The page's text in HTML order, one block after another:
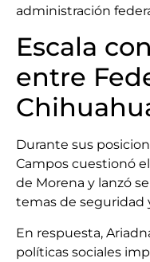
administración
Escala
entre
Durante sus
Campos cuestionó
de Morena y lanzó
temas de seguridad
En respuesta,
políticas sociales